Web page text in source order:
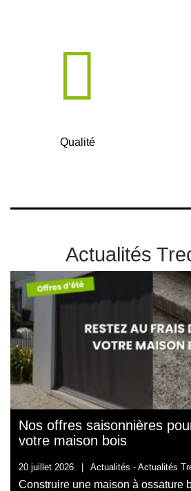
Qualité
Actualités
Nos offres saisonnières
votre maison bois
20 juillet 2026 Actualités - Actualités
Construire une maison à ossature